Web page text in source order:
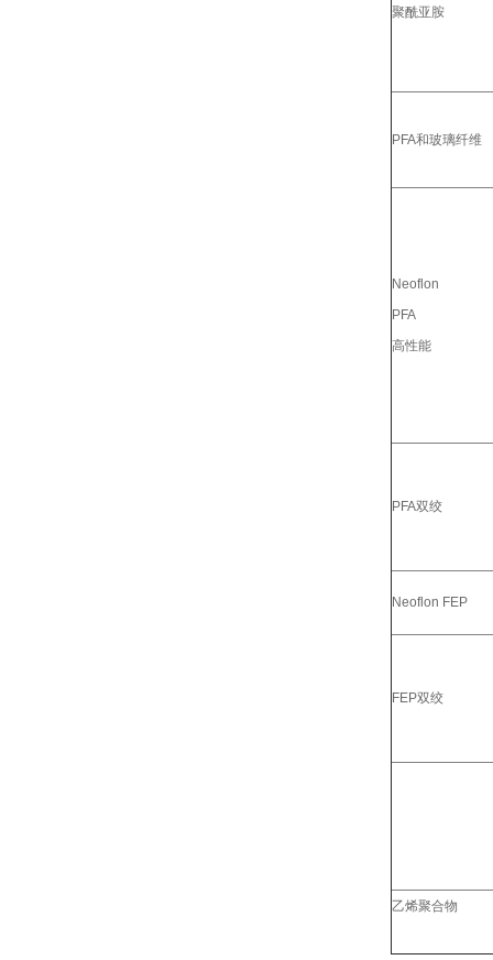
聚酰亚胺
PFA和玻璃纤维
Neoflon
PFA
高性能
PFA双绞
Neoflon FEP
FEP双绞
乙烯聚合物